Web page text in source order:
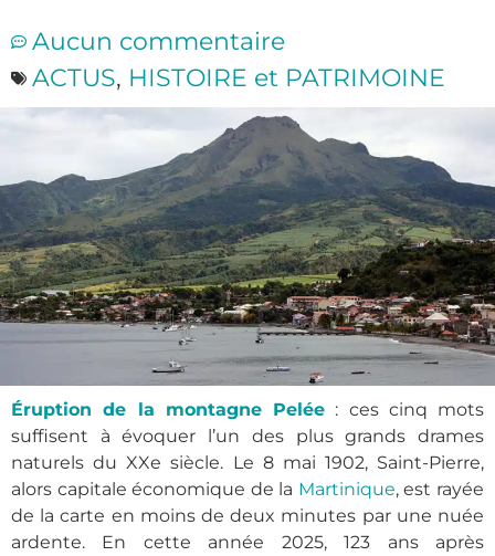
Aucun commentaire
ACTUS, HISTOIRE et PATRIMOINE
Éruption de la montagne Pelée : ces cinq mots
suffisent à évoquer l’un des plus grands drames
naturels du XXe siècle. Le 8 mai 1902, Saint-Pierre,
alors capitale économique de la Martinique, est rayée
de la carte en moins de deux minutes par une nuée
ardente. En cette année 2025, 123 ans après